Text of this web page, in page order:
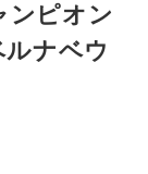
ンピオン
ナベウ